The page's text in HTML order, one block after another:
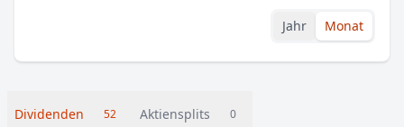
Jahr Monat
Dividenden 52 Aktiensplits 0